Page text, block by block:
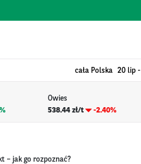
cała Polska 20 lip -
Owies
538.44 zł/t
-2.40%
– jak go rozpoznać?